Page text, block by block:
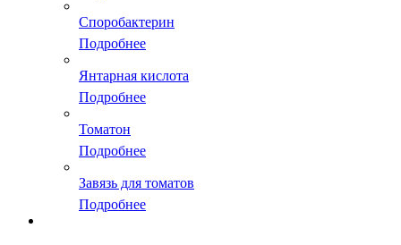
Споробактерин
Подробнее
Янтарная кислота
Подробнее
Томатон
Подробнее
Завязь для томатов
Подробнее